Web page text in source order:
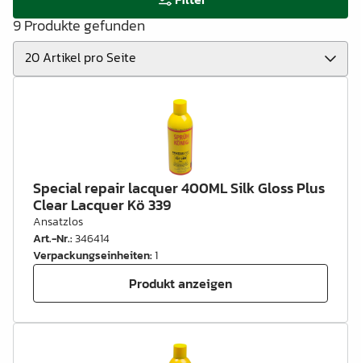
9 Produkte gefunden
Special repair lacquer 400ML Silk Gloss Plus
Clear Lacquer Kö 339
Ansatzlos
Art.-Nr.:346414
Verpackungseinheiten:1
Produkt anzeigen